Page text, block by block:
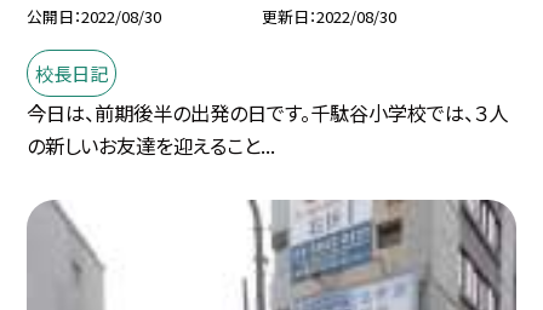
公開日 2022/08/30 更新日 2022/08/30
校長日記
今日は、前期後半の出発の日です。千駄谷小学校では、３人
の新しいお友達を迎えること...